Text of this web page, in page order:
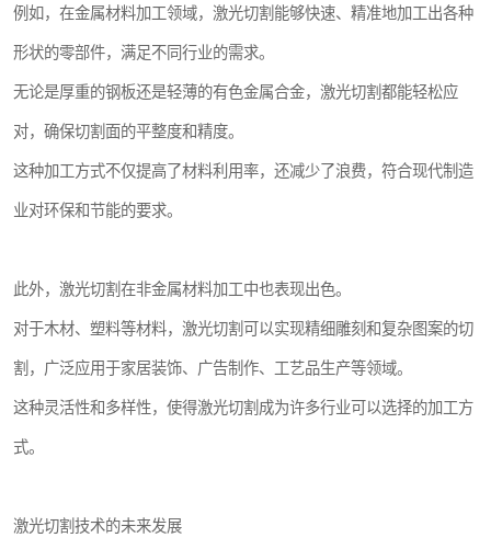
例如，在金属材料加工领域，激光切割能够快速、精准地加工出各种
形状的零部件，满足不同行业的需求。
无论是厚重的钢板还是轻薄的有色金属合金，激光切割都能轻松应
对，确保切割面的平整度和精度。
这种加工方式不仅提高了材料利用率，还减少了浪费，符合现代制造
业对环保和节能的要求。
此外，激光切割在非金属材料加工中也表现出色。
对于木材、塑料等材料，激光切割可以实现精细雕刻和复杂图案的切
割，广泛应用于家居装饰、广告制作、工艺品生产等领域。
这种灵活性和多样性，使得激光切割成为许多行业可以选择的加工方
式。
激光切割技术的未来发展